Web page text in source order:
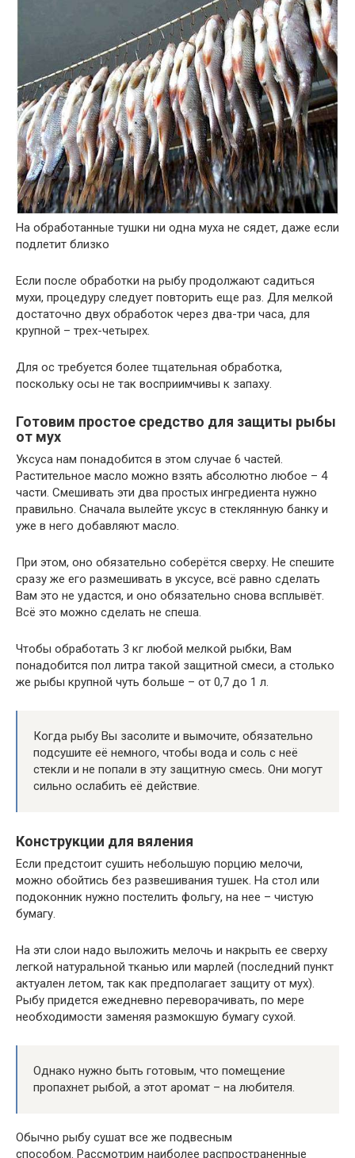
На обработанные тушки ни одна муха не сядет, даже если
подлетит близко
Если после обработки на рыбу продолжают садиться
мухи, процедуру следует повторить еще раз. Для мелкой
достаточно двух обработок через два-три часа, для
крупной – трех-четырех.
Для ос требуется более тщательная обработка,
поскольку осы не так восприимчивы к запаху.
Готовим простое средство для защиты рыбы
от мух
Уксуса нам понадобится в этом случае 6 частей.
Растительное масло можно взять абсолютно любое – 4
части. Смешивать эти два простых ингредиента нужно
правильно. Сначала вылейте уксус в стеклянную банку и
уже в него добавляют масло.
При этом, оно обязательно соберётся сверху. Не спешите
сразу же его размешивать в уксусе, всё равно сделать
Вам это не удастся, и оно обязательно снова всплывёт.
Всё это можно сделать не спеша.
Чтобы обработать 3 кг любой мелкой рыбки, Вам
понадобится пол литра такой защитной смеси, а столько
же рыбы крупной чуть больше – от 0,7 до 1 л.
Когда рыбу Вы засолите и вымочите, обязательно
подсушите её немного, чтобы вода и соль с неё
стекли и не попали в эту защитную смесь. Они могут
сильно ослабить её действие.
Конструкции для вяления
Если предстоит сушить небольшую порцию мелочи,
можно обойтись без развешивания тушек. На стол или
подоконник нужно постелить фольгу, на нее – чистую
бумагу.
На эти слои надо выложить мелочь и накрыть ее сверху
легкой натуральной тканью или марлей (последний пункт
актуален летом, так как предполагает защиту от мух).
Рыбу придется ежедневно переворачивать, по мере
необходимости заменяя размокшую бумагу сухой.
Однако нужно быть готовым, что помещение
пропахнет рыбой, а этот аромат – на любителя.
Обычно рыбу сушат все же подвесным
способом. Рассмотрим наиболее распространенные